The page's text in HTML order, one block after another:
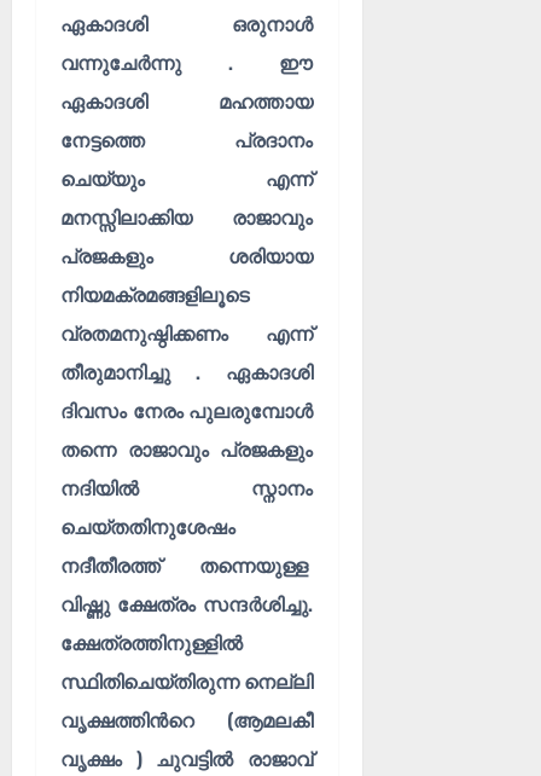
ഏകാദശി ഒരുനാൾ
വന്നുചേർന്നു . ഈ
ഏകാദശി മഹത്തായ
നേട്ടത്തെ പ്രദാനം
ചെയ്യും എന്ന്
മനസ്സിലാക്കിയ രാജാവും
പ്രജകളും ശരിയായ
നിയമക്രമങ്ങളിലൂടെ
വ്രതമനുഷ്ഠിക്കണം എന്ന്
തീരുമാനിച്ചു . ഏകാദശി
ദിവസം നേരം പുലരുമ്പോൾ
തന്നെ രാജാവും പ്രജകളും
നദിയിൽ സ്നാനം
ചെയ്തതിനുശേഷം
നദീതീരത്ത് തന്നെയുള്ള
വിഷ്ണു ക്ഷേത്രം സന്ദർശിച്ചു.
ക്ഷേത്രത്തിനുള്ളിൽ
സ്ഥിതിചെയ്തിരുന്ന നെല്ലി
വൃക്ഷത്തിൻറെ (ആമലകീ
വൃക്ഷം ) ചുവട്ടിൽ രാജാവ്